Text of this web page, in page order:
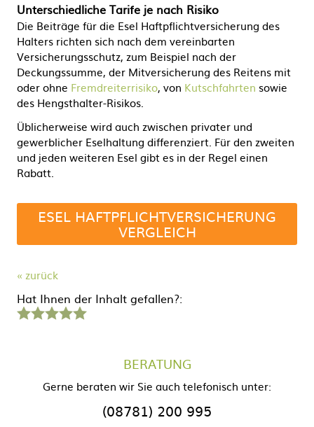
Unterschiedliche Tarife je nach Risiko
Die Beiträge für die Esel Haftpflichtversicherung des
Halters richten sich nach dem vereinbarten
Versicherungsschutz, zum Beispiel nach der
Deckungssumme, der Mitversicherung des Reitens mit
oder ohne Fremdreiterrisiko, von Kutschfahrten sowie
des Hengsthalter-Risikos.
Üblicherweise wird auch zwischen privater und
gewerblicher Eselhaltung differenziert. Für den zweiten
und jeden weiteren Esel gibt es in der Regel einen
Rabatt.
ESEL HAFTPFLICHTVERSICHERUNG
VERGLEICH
« zurück
Hat Ihnen der Inhalt gefallen?:
Stern Sterne Sterne Sterne Sterne
BERATUNG
Gerne beraten wir Sie auch telefonisch unter:
(08781) 200 995